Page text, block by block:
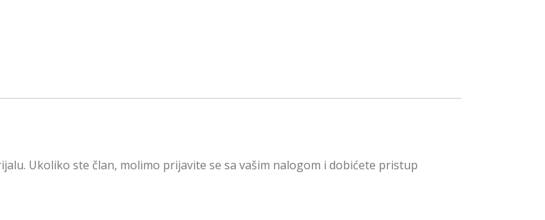
Ukoliko ste član, molimo prijavite se sa vašim nalogom i dobićete pristup